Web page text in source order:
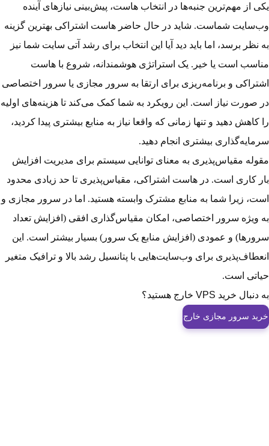
یکی از مهم‌ترین جنبه‌ها در انتخاب هاست، پیش‌بینی نیازهای آینده
وب‌سایت شماست. شاید در حال حاضر هاست اشتراکی بهترین گزینه
به نظر برسد، اما باید دید آیا این انتخاب برای رشد آتی سایت شما نیز
مناسب است یا خیر. یک استراتژی هوشمندانه، شروع با هاست
اشتراکی و برنامه‌ریزی برای ارتقا به سرور مجازی یا سرور اختصاصی
در صورت نیاز است. این رویکرد به شما کمک می‌کند تا هزینه‌های اولیه
را کاهش دهید و تنها زمانی که واقعا نیاز به منابع بیشتری پیدا کردید،
سرمایه‌گذاری بیشتری انجام دهید.
مقوله مقیاس‌پذیری به معنای توانایی سیستم برای مدیریت افزایش
بار کاری است. در هاست اشتراکی، مقیاس‌پذیری تا حد زیادی محدود
است، زیرا شما به منابع مشترک وابسته هستید. اما در سرور مجازی و
به ویژه سرور اختصاصی، امکان مقیاس‌گذاری افقی (افزایش تعداد
سرورها) و عمودی (افزایش منابع یک سرور) بسیار بیشتر است. این
انعطاف‌پذیری برای وب‌سایت‌هایی با پتانسیل رشد بالا و ترافیک متغیر
حیاتی است.
به دنبال خرید VPS خارج هستید؟
خرید سرور مجازی خارج